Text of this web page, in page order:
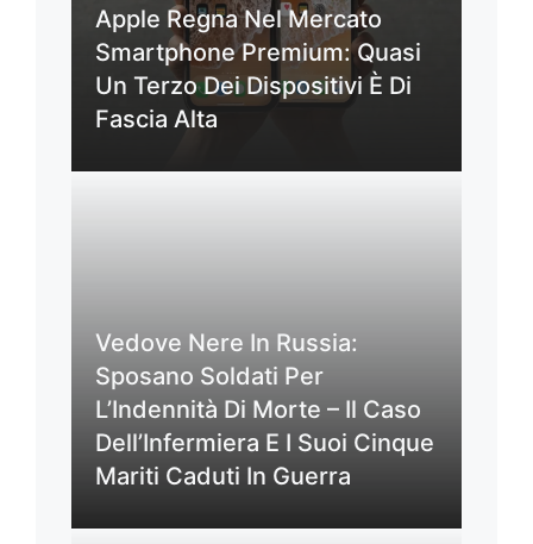
Apple Regna Nel Mercato
Smartphone Premium: Quasi
Un Terzo Dei Dispositivi È Di
Fascia Alta
Vedove Nere In Russia:
Sposano Soldati Per
L’Indennità Di Morte – Il Caso
Dell’Infermiera E I Suoi Cinque
Mariti Caduti In Guerra